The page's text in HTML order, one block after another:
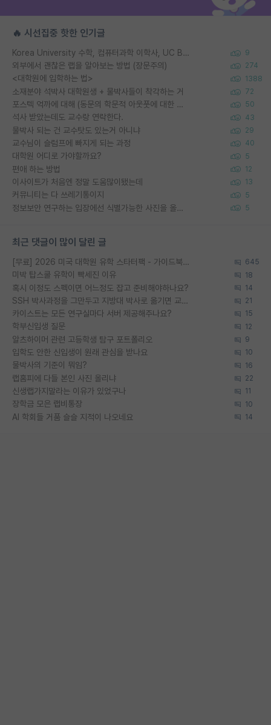
🔥 시선집중 핫한 인기글
Korea University 수학, 컴퓨터과학 이학사, UC Berkeley 산업공학 대학원 공학박사가 되는 것은 쉽지 않겠죠? 9
외부에서 괜찮은 랩을 알아보는 방법 (장문주의) 274
<대학원에 입학하는 법> 1388
소재분야 석박사 대학원생 + 물박사들이 착각하는 거 72
포스텍 억까에 대해 (동문의 학문적 아웃풋에 대한 반박) 50
석사 받았는데도 교수랑 연락한다. 43
물박사 되는 건 교수탓도 있는거 아니냐 29
교수님이 슬럼프에 빠지게 되는 과정 40
대학원 어디로 가야할까요? 5
편애 하는 방법 12
이사이트가 처음엔 정말 도움많이됐는데 13
커뮤니티는 다 쓰레기통이지 5
정보보안 연구하는 입장에선 식별가능한 사진을 올리는건 비추이긴함 5
최근 댓글이 많이 달린 글
[무료] 2026 미국 대학원 유학 스타터팩 - 가이드북 & 합격자 컨택메일 템플릿 645
미박 탑스쿨 유학이 빡세진 이유 18
혹시 이정도 스펙이면 어느정도 잡고 준비해야하나요? 14
SSH 박사과정을 그만두고 지방대 박사로 옮기면 교수의 꿈은 끝일까요? 21
카이스트는 모든 연구실마다 서버 제공해주나요? 15
학부신입생 질문 12
알츠하이머 관련 고등학생 탐구 포트폴리오 9
입학도 안한 신입생이 원래 관심을 받나요 10
물박사의 기준이 뭐임? 16
랩홈피에 다들 본인 사진 올리냐 22
신생랩가지말라는 이유가 있었구나 11
장학금 모은 랩비통장 10
AI 학회들 거품 슬슬 지적이 나오네요 14